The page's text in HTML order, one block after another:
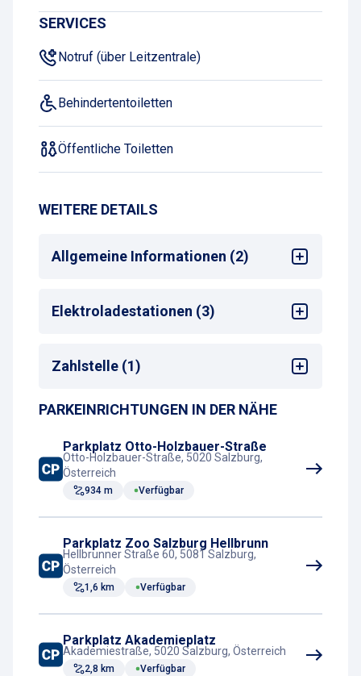
SERVICES
Notruf (über Leitzentrale)
Behindertentoiletten
Öffentliche Toiletten
WEITERE DETAILS
Allgemeine Informationen (2)
24/7 Service (Leitzentrale)
: 30 Tage
Elektroladestationen (3)
Anzahl Ladepunkte
Ladestation (Betreiber)
Zahlstelle (1)
Kassenautomat
PARKEINRICHTUNGEN IN DER NÄHE
Parkplatz Otto-Holzbauer-Straße
Otto-Holzbauer-Straße, 5020 Salzburg,
Österreich
934 m Verfügbar
Parkplatz Zoo Salzburg Hellbrunn
Hellbrunner Straße 60, 5081 Salzburg,
Österreich
1,6 km Verfügbar
Parkplatz Akademieplatz
Akademiestraße, 5020 Salzburg, Österreich
2,8 km Verfügbar